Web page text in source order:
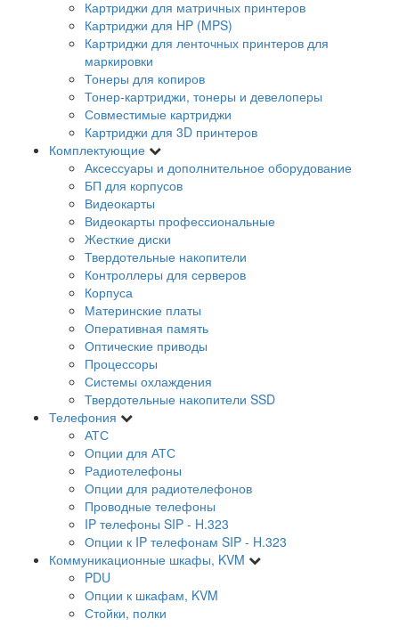
Картриджи для матричных принтеров
Картриджи для HP (MPS)
Картриджи для ленточных принтеров для
маркировки
Тонеры для копиров
Тонер-картриджи, тонеры и девелоперы
Совместимые картриджи
Картриджи для 3D принтеров
Комплектующие
Аксессуары и дополнительное оборудование
БП для корпусов
Видеокарты
Видеокарты профессиональные
Жесткие диски
Твердотельные накопители
Контроллеры для серверов
Корпуса
Материнские платы
Оперативная память
Оптические приводы
Процессоры
Системы охлаждения
Твердотельные накопители SSD
Телефония
АТС
Опции для АТС
Радиотелефоны
Опции для радиотелефонов
Проводные телефоны
IP телефоны SIP - H.323
Опции к IP телефонам SIP - H.323
Коммуникационные шкафы, KVM
PDU
Опции к шкафам, KVM
Стойки, полки